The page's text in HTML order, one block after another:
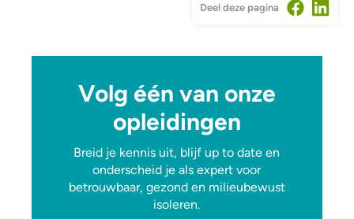
Deel deze pagina
Volg één van onze
opleidingen
Breid je kennis uit, blijf up to date en
onderscheid je als expert voor
betrouwbaar, gezond en milieubewust
isoleren.